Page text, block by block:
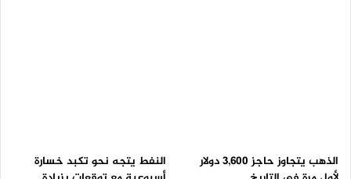
الذهب يتجاوز حاجز 3,600 دولار
النفط يتجه نحو تكبد خسارة